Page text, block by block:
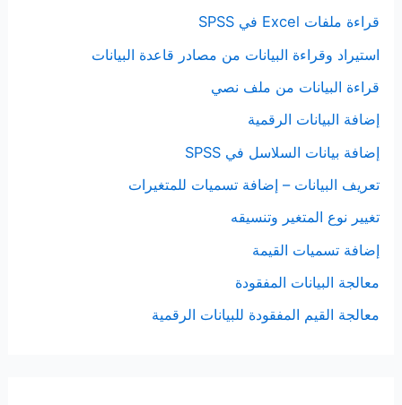
قراءة ملفات Excel في SPSS
استيراد وقراءة البيانات من مصادر قاعدة البيانات
قراءة البيانات من ملف نصي
إضافة البيانات الرقمية
إضافة بيانات السلاسل في SPSS
تعريف البيانات – إضافة تسميات للمتغيرات
تغيير نوع المتغير وتنسيقه
إضافة تسميات القيمة
معالجة البيانات المفقودة
معالجة القيم المفقودة للبيانات الرقمية